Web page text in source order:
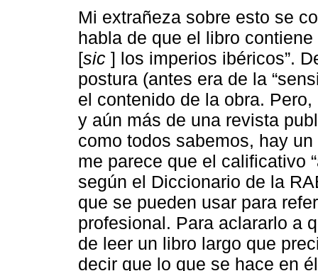
Mi extrañeza sobre esto se
habla de que el libro
[sic ] los imperios ibéricos”.
postura (antes era de la
el contenido de la obra.
y aún más de una revista
como todos sabemos, hay
me parece que el calificativo
según el Diccionario de la
que se pueden usar para
profesional. Para aclararlo a
de leer un libro largo que
decir que lo que se hace en